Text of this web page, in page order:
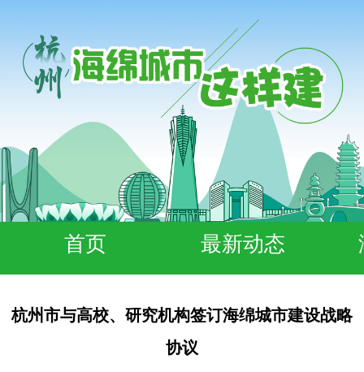
首页 最新动态
杭州市与高校、研究机构签订海绵城市建设战略
协议